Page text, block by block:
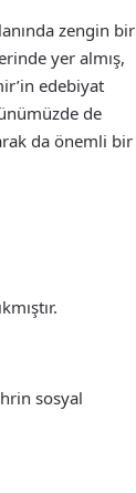
zengin bir
yer almış,
edebiyat
de
da önemli bir
sosyal